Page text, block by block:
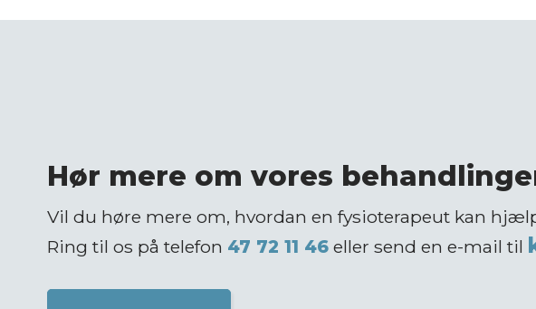
Hør mere om vores
Vil du høre mere om, hvordan en fysioterapeut kan
Ring til os på telefon 47 72 11 46eller send en e-mail til